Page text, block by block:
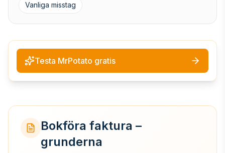
Vanliga misstag
Testa MrPotato gratis
Bokföra faktura –
grunderna